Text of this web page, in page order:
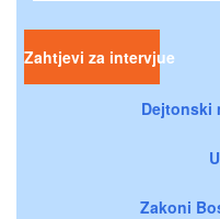
Zahtjevi za intervjue
Dejtonski
Zakoni